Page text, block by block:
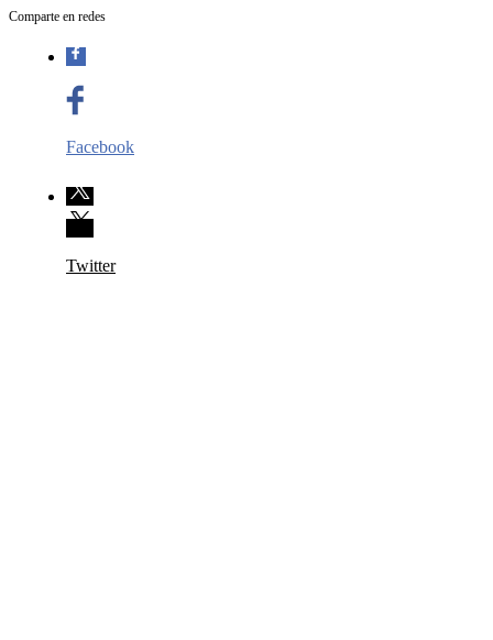
Comparte en redes
Facebook
Twitter